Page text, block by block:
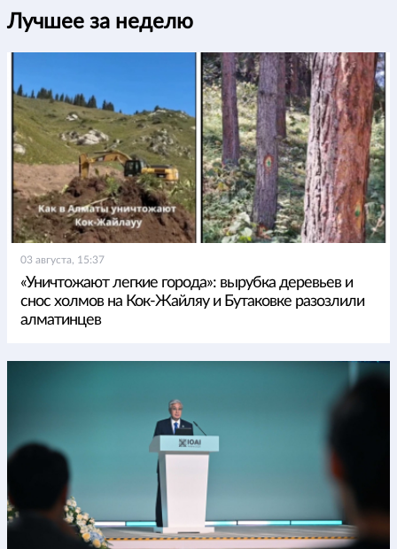
Лучшее за неделю
03 августа, 15:37
«Уничтожают легкие города»: вырубка деревьев и
снос холмов на Кок-Жайляу и Бутаковке разозлили
алматинцев